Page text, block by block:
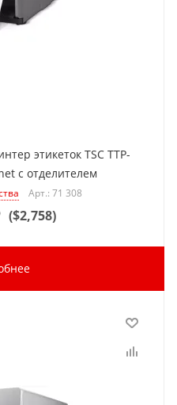
этикеток TSC TTP-
с отделителем
Арт.: 71 308
($2,758)